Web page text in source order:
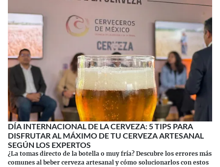
DÍA INTERNACIONAL DE LA CERVEZA: 5 TIPS PARA
DISFRUTAR AL MÁXIMO DE TU CERVEZA ARTESANAL
SEGÚN LOS EXPERTOS
¿La tomas directo de la botella o muy fría? Descubre los errores más
comunes al beber cerveza artesanal y cómo solucionarlos con estos